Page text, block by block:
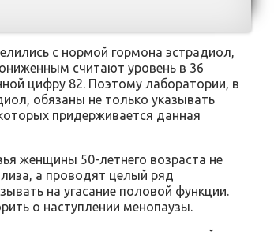
с нормой гормона эстрадиол,
считают уровень в 36
цифру 82. Поэтому лаборатории, в
обязаны не только указывать
придерживается данная
женщины 50-летнего возраста не
а проводят целый ряд
на угасание половой функции.
о наступлении менопаузы.